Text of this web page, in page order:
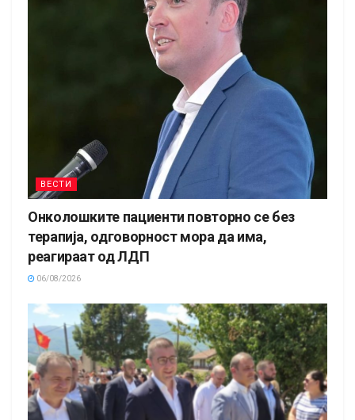
ВЕСТИ
Онколошките пациенти повторно се без
терапија, одговорност мора да има,
реагираат од ЛДП
06/08/2026